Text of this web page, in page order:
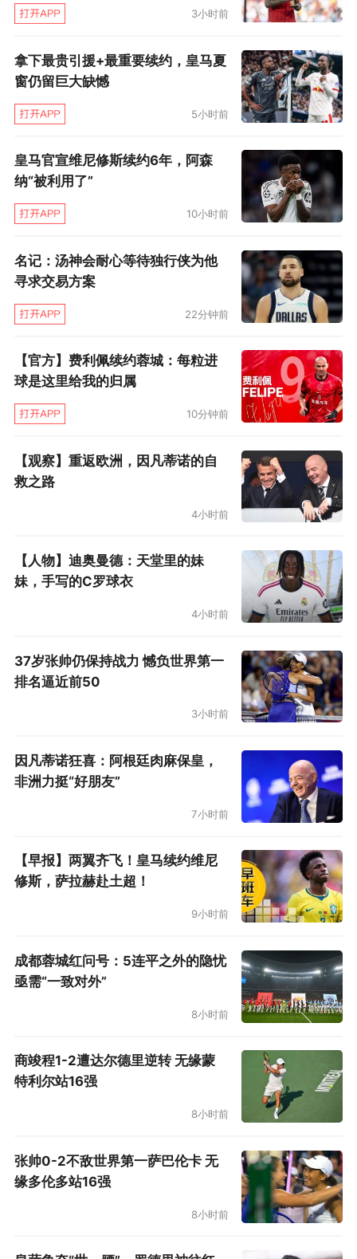
点。
似乎给红鸟干活的人都喜欢引用“哈佛”来为自己
的离奇举动做盾牌。科莫利对外解释自己对赛琳
娜的任命时表示：“这不是一个传统职位，是我读
身边都需要一个能讲真话的人，能挑战你、推动
你，让你不断进步。”
立的处境，所以特别需要这样一个能时刻提醒
他、监督他、给他提意见的人。他和赛琳娜努力
在俱乐部内部管理层促成“提意见”机制，目的是
减少层级距离，让决策者不要在周遭的唯唯诺诺
中迷失。但据法国媒体报道，很多员工看到反馈
内容是上报给赛琳娜，直接望而却步。
色，大家只是好奇这个女人为什么总是出现在主
席办公室里。直到很长时间之后，俱乐部里才渐
渐传开，她其实是主席的伴侣。有人觉得这多少
有点尴尬——在办公室里看到她总让人摸不着头
脑，她不像一般的高管，她一开始很长时间语言
不通，也不太参加公开活动，却总能决定大事。
科莫利和赛琳娜在2022年正式成婚，已经有了一
个小孩。这次科莫利离开图卢兹，赛琳娜也写了
公开信告别。未来他们会在尤文图斯再度上演夫
妻对台戏吗？尤文图斯在和科莫利的谈判中，后
者有没有对赛琳娜的角色提出要求？这是一个尚
待解开的疑问。
3小时前
拿下最贵引援+最重要续约，皇马夏
窗仍留巨大缺憾
5小时前
皇马官宣维尼修斯续约6年，阿森
纳“被利用了”
10小时前
名记：汤神会耐心等待独行侠为他
寻求交易方案
22分钟前
【官方】费利佩续约蓉城：每粒进
球是这里给我的归属
10分钟前
【观察】重返欧洲，因凡蒂诺的自
救之路
4小时前
【人物】迪奥曼德：天堂里的妹
妹，手写的C罗球衣
4小时前
37岁张帅仍保持战力 憾负世界第一
排名逼近前50
3小时前
因凡蒂诺狂喜：阿根廷肉麻保皇，
非洲力挺“好朋友”
7小时前
【早报】两翼齐飞！皇马续约维尼
修斯，萨拉赫赴土超！
9小时前
成都蓉城红问号：5连平之外的隐忧
亟需“一致对外”
8小时前
商竣程1-2遭达尔德里逆转 无缘蒙
特利尔站16强
8小时前
张帅0-2不敌世界第一萨巴伦卡 无
缘多伦多站16强
8小时前